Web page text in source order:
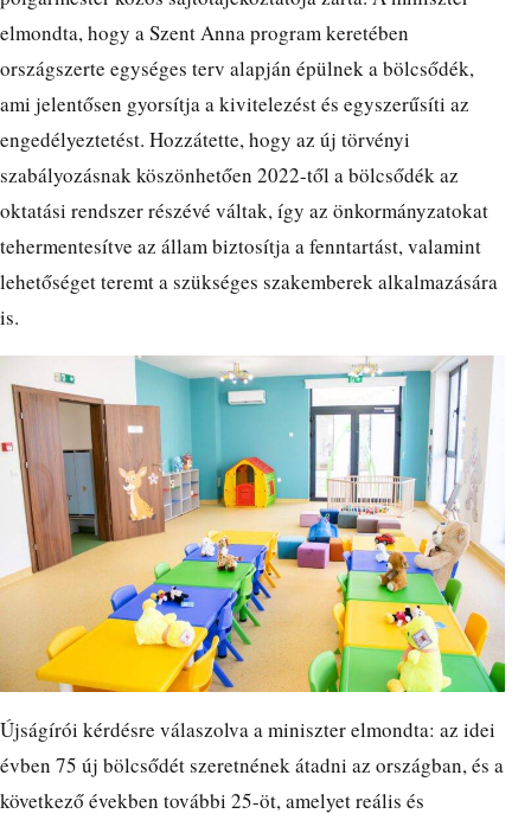
elmondta, hogy a Szent Anna program keretében
országszerte egységes terv alapján épülnek a bölcsődék,
ami jelentősen gyorsítja a kivitelezést és egyszerűsíti az
engedélyeztetést. Hozzátette, hogy az új törvényi
szabályozásnak köszönhetően 2022-től a bölcsődék az
oktatási rendszer részévé váltak, így az önkormányzatokat
tehermentesítve az állam biztosítja a fenntartást, valamint
lehetőséget teremt a szükséges szakemberek alkalmazására
is.
Újságírói kérdésre válaszolva a miniszter elmondta: az idei
évben 75 új bölcsődét szeretnének átadni az országban, és a
következő években további 25-öt, amelyet reális és